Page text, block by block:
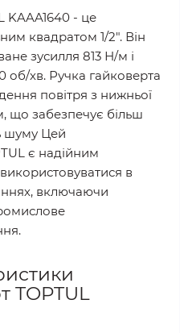
KAAA1640 - це
квадратом 1/2". Він
зусилля 813 Н/м і
об/хв. Ручка гайковерта
повітря з нижньої
що забезпечує більш
шуму Цей
є надійним
в
включаючи
TOPTUL